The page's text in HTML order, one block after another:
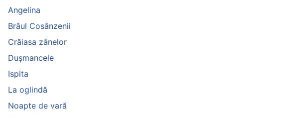
Angelina
Brâul Cosânzenii
Crăiasa zânelor
Dușmancele
Ispita
La oglindă
Noapte de vară